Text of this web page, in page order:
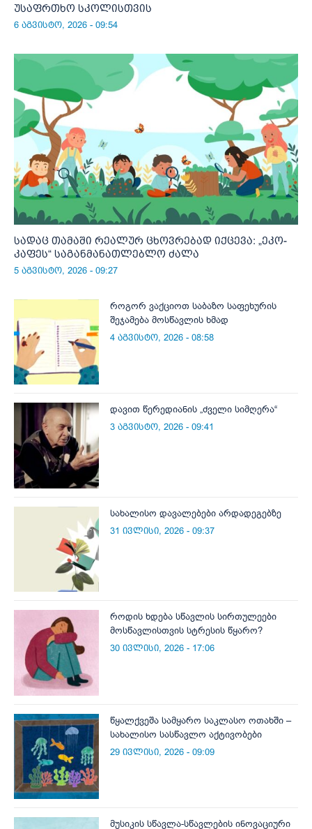
უსაფრთხო სკოლისთვის
6 აგვისტო, 2026 - 09:54
სადაც თამაში რეალურ ცხოვრებად იქცევა: „ეკო-
კაფეს“ საგანმანათლებლო ძალა
5 აგვისტო, 2026 - 09:27
როგორ ვაქციოთ საბაზო საფეხურის
შეჯამება მოსწავლის ხმად
4 აგვისტო, 2026 - 08:58
დავით წერედიანის „ძველი სიმღერა“
3 აგვისტო, 2026 - 09:41
სახალისო დავალებები არდადეგებზე
31 ივლისი, 2026 - 09:37
როდის ხდება სწავლის სირთულეები
მოსწავლისთვის სტრესის წყარო?
30 ივლისი, 2026 - 17:06
წყალქვეშა სამყარო საკლასო ოთახში –
სახალისო სასწავლო აქტივობები
29 ივლისი, 2026 - 09:09
მუსიკის სწავლა-სწავლების ინოვაციური